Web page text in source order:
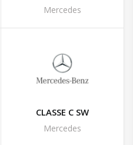
Mercedes
CLASSE C SW
Mercedes